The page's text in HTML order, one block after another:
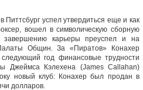
успел утвердиться еще и как
вошел в символическую сборную
карьеры преуспел и на
Общин. За «Пиратов» Конахер
год финансовые трудности
Джеймса Кэлехена (James Callahan)
новый клуб: Конахер был продан в
долларов.